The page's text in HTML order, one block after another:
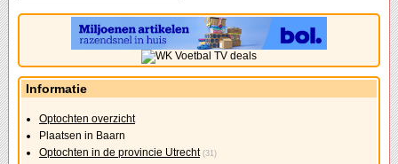
Informatie
Optochten overzicht
Plaatsen in Baarn
Optochten in de provincie Utrecht (31)